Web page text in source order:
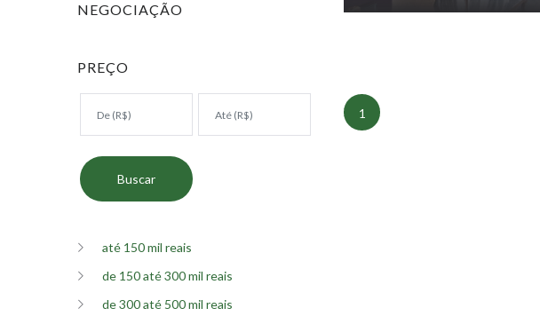
NEGOCIAÇÃO
PREÇO
até 150 mil reais
de 150 até 300 mil reais
de 300 até 500 mil reais
1